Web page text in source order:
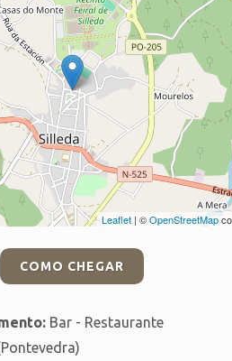
Leaflet| ©OpenStreetMap
COMO CHEGAR
Bar - Restaurante